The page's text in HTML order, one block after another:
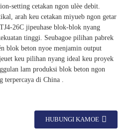
setting cetakan ngon ulèe debit.
arah keu cetakan miyueb ngon getar
26C jipeuhase blok-blok nyang
tinggi. Seubagoe pilihan pabrek
blok beton nyoe menjamin output
keu pilihan nyang ideal keu proyek
lam produksi blok beton ngon
terpercaya di China .
HUBUNGI KAMOE